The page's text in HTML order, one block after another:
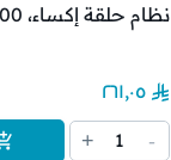
نظام حلقة إكساء، 100 غرام، عبوة/3
٢٦١٫٠٥
-
1
+